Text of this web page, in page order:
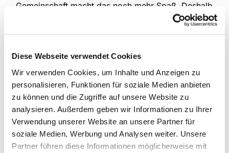
Diese Webseite verwendet Cookies
Wir verwenden Cookies, um Inhalte und Anzeigen zu
personalisieren, Funktionen für soziale Medien anbieten
zu können und die Zugriffe auf unsere Website zu
analysieren. Außerdem geben wir Informationen zu Ihrer
Verwendung unserer Website an unsere Partner für
soziale Medien, Werbung und Analysen weiter. Unsere
Partner führen diese Informationen möglicherweise mit
Gemeinschaft macht das noch mehr Spaß. Deshalb
treffen sich die drei Kinderchorgruppen unserer
Lieder, die kindgemäß und spielerisch eingeführt
werden, aber auch die Bewegung kommt nicht zu
kurz und manchmal erklingen auch Instrumente.
An Schultagen
Anette Petrick, Tel. 0151 / 72 14 02 57
Mail: petrick@kirche-steinhagen.de